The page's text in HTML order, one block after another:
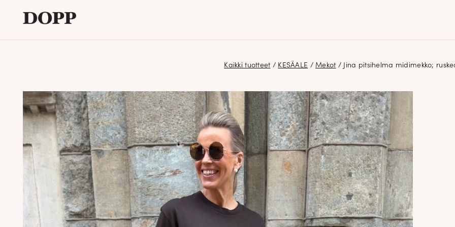
Tyyliblogi
Brändi
Avaa
alavalikko
Yhteystiedot
Kaikki tuotteet / KESÄALE / Mekot / Jina pitsihelma midimekko;